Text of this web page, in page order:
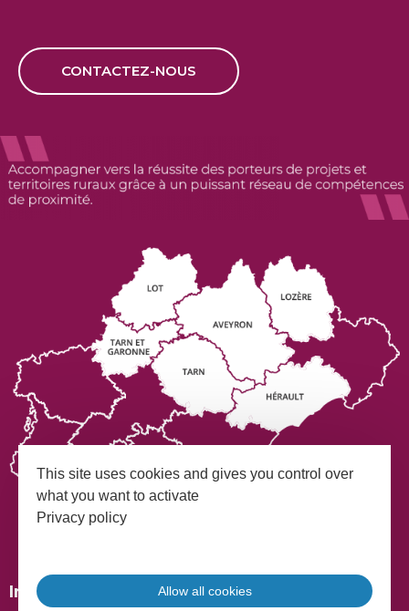
CONTACTEZ-NOUS
Inscrivez-vous à notre Newsletter
This site uses cookies and gives you control over
what you want to activate
Privacy policy
Allow all cookies